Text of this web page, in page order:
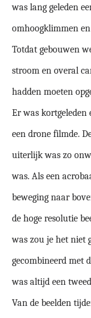
was lang geleden
omhoogklimmen
Totdat gebouwen
stroom en overal
hadden moeten
Er was kortgeleden
een drone filmde.
uiterlijk was zo
was. Als een
beweging naar
de hoge resolutie
was zou je het niet
gecombineerd met
was altijd een
Van de beelden